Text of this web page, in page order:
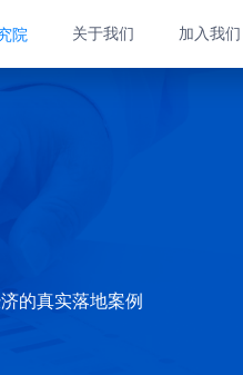
院 关于我们 加入我们
的真实落地案例